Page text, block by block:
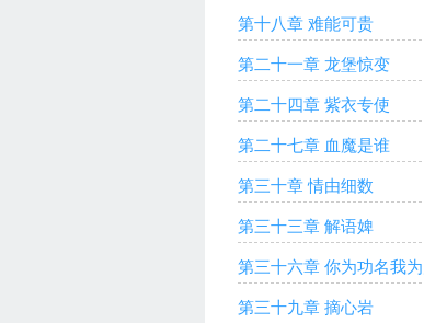
第十八章 难能可贵
第二十一章 龙堡惊变
第二十四章 紫衣专使
第二十七章 血魔是谁
第三十章 情由细数
第三十三章 解语婢
第三十六章 你为功名我
第三十九章 摘心岩